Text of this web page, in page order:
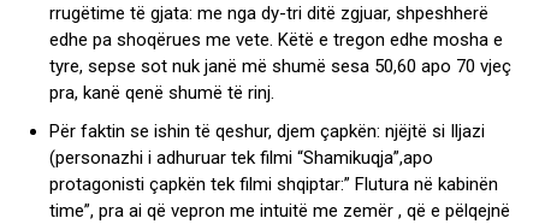
rrugëtime të gjata: me nga dy-tri ditë zgjuar, shpeshherë
edhe pa shoqërues me vete. Këtë e tregon edhe mosha e
tyre, sepse sot nuk janë më shumë sesa 50,60 apo 70 vjeç
pra, kanë qenë shumë të rinj.
Për faktin se ishin të qeshur, djem çapkën: njëjtë si Iljazi
(personazhi i adhuruar tek filmi “Shamikuqja”,apo
protagonisti çapkën tek filmi shqiptar:” Flutura në kabinën
time”, pra ai që vepron me intuitë me zemër , që e pëlqejnë